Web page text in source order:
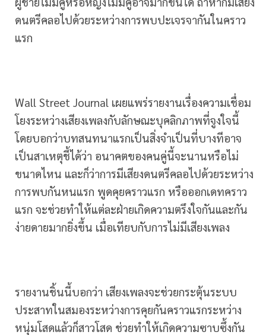
ดนตรีคลอไปด้วยระหว่างการพบปะเจรจากันในคราว
แรก
Wall Street Journal เผยแพร่รายงานเรื่องความเชื่อม
โยงระหว่างเสียงเพลงกับลักษณะบุคลิกภาพที่จูงใจนี้
โดยบอกว่าบทสนทนาแรกเป็นสิ่งจำเป็นที่บางทีอาจ
เป็นสาเหตุชี้ได้ว่า อนาคตของคนคู่นี้จะนานหรือไม่
ขนาดไหน และก็ว่าการมีเสียงดนตรีคลอไปด้วยระหว่าง
การพบกันหนแรก พูดคุยคราวแรก หรือออกเดทคราว
แรก จะช่วยทำให้แต่ละฝ่ายเกิดความตรึงใจกันและกัน
ง่ายดายมากยิ่งขึ้น เมื่อเทียบกับการไม่มีเสียงเพลง
รายงานชิ้นนี้บอกว่า เสียงเพลงจะช่วยกระตุ้นระบบ
ประสาทในสมองระหว่างการคุยกันคราวแรกระหว่าง
หนุ่มโสดแล้วก็สาวโสด ช่วยทำให้เกิดความซาบซึ้งกัน